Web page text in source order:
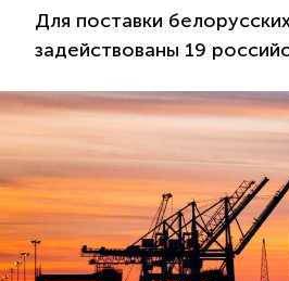
Для поставки
задействованы 19